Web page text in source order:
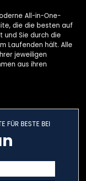
All-in-One-
die die besten auf
Sie durch die
Laufenden hält. Alle
jeweiligen
aus ihren
FÜR BESTE BEI